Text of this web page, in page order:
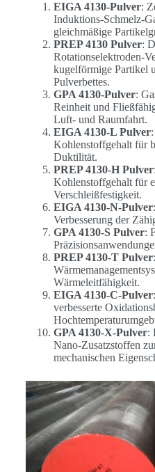
EIGA 4130-Pulver:
Induktions-Schmelz-
gleichmäßige
PREP 4130 Pulver:
Rotationselektroden-
kugelförmige Partikel
Pulverbettes.
GPA 4130-Pulver:
Reinheit und
Luft- und Raumfahrt.
EIGA 4130-L Pulver
Kohlenstoffgehalt für
Duktilität.
PREP 4130-H Pulver
Kohlenstoffgehalt für
Verschleißfestigkeit.
EIGA 4130-N-Pulver
Verbesserung der
GPA 4130-S Pulver:
PREP 4130-T Pulver
Wärmeleitfähigkeit.
EIGA 4130-C-Pulver
verbesserte
GPA 4130-X-Pulver:
Nano-Zusatzstoffen
mechanischen